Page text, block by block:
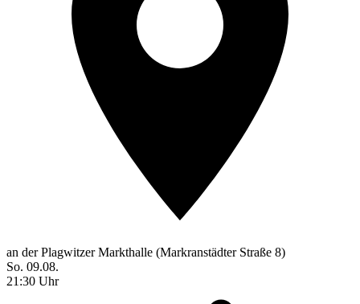
an der Plagwitzer Markthalle (Markranstädter Straße 8)
So. 09.08.
21:30 Uhr